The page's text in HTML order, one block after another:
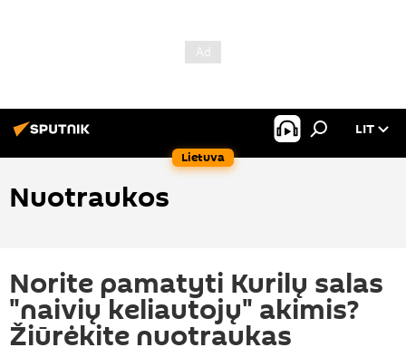
Lietuva
LIT
Nuotraukos
Norite pamatyti Kurilų salas
"naivių keliautojų" akimis?
Žiūrėkite nuotraukas